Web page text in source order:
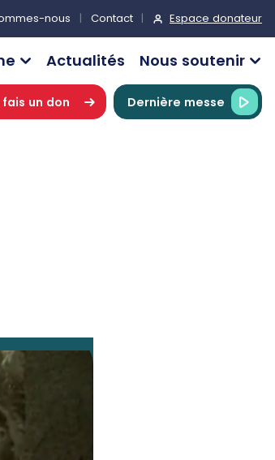
nous Contact Espace donateur
Actualités Nous soutenir
fais un don Dernière messe